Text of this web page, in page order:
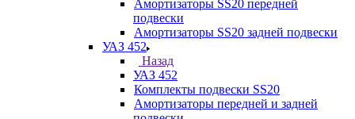
Амортизаторы SS20 передней
подвески
Амортизаторы SS20 задней подвески
УАЗ 452
Назад
УАЗ 452
Комплекты подвески SS20
Амортизаторы передней и задней